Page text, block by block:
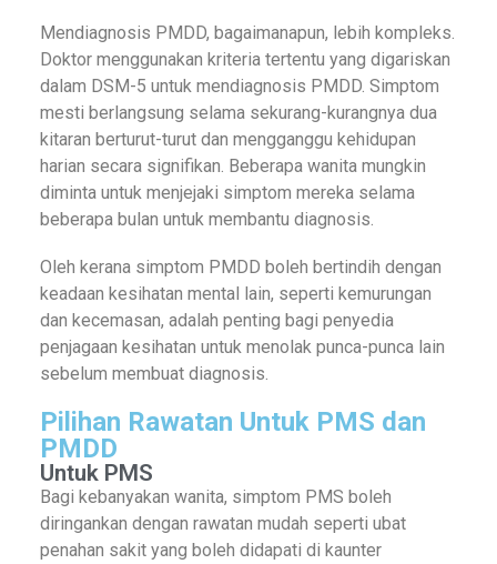
Mendiagnosis PMDD, bagaimanapun, lebih kompleks.
Doktor menggunakan kriteria tertentu yang digariskan
dalam DSM-5 untuk mendiagnosis PMDD. Simptom
mesti berlangsung selama sekurang-kurangnya dua
kitaran berturut-turut dan mengganggu kehidupan
harian secara signifikan. Beberapa wanita mungkin
diminta untuk menjejaki simptom mereka selama
beberapa bulan untuk membantu diagnosis.
Oleh kerana simptom PMDD boleh bertindih dengan
keadaan kesihatan mental lain, seperti kemurungan
dan kecemasan, adalah penting bagi penyedia
penjagaan kesihatan untuk menolak punca-punca lain
sebelum membuat diagnosis.
Pilihan Rawatan Untuk PMS dan
PMDD
Untuk PMS
Bagi kebanyakan wanita, simptom PMS boleh
diringankan dengan rawatan mudah seperti ubat
penahan sakit yang boleh didapati di kaunter